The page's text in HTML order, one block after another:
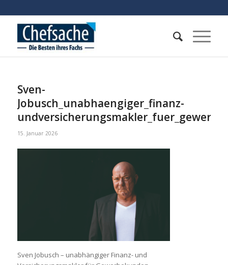
Sven-
Jobusch_unabhaengiger_finanz-
15. Januar 2026
Sven Jobusch – unabhängiger Finanz- und